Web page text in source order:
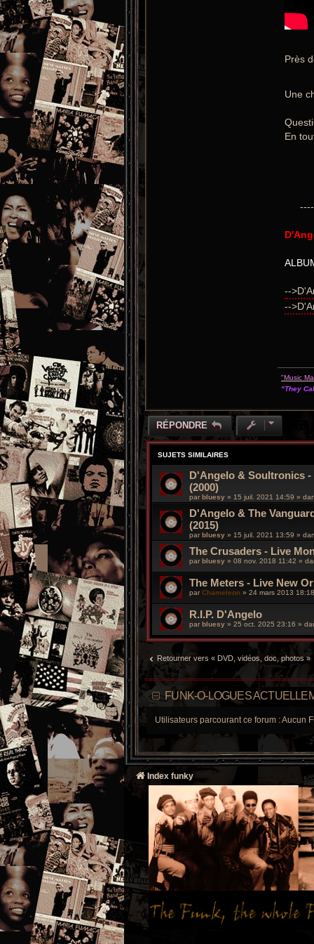
Près
Une
En
--
--
"Music
"They
RÉPONDRE
SUJETS SIMILAIRES
D'Angelo & Soultronics -
(2000)
par bluesy » 15 juil. 2021 14:59 »
D'Angelo & The
(2015)
par bluesy » 15 juil. 2021 13:59 »
The Crusaders - Live
par bluesy » 08 nov. 2018 11:42 »
The Meters - Live New
parChameleon » 24 mars 2013 18:18
R.I.P. D'Angelo
par bluesy » 25 oct. 2025 23:16 »
Retourner vers « DVD, vidéos, doc, photos »
FUNK-O-LOGUES
Utilisateurs parcourant ce forum : Aucun
Index funky